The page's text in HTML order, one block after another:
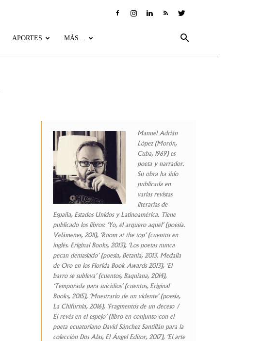
APORTES MÁS…
Manuel Adrián
López (Morón,
Cuba, 1969) es
poeta y narrador.
Su obra ha sido
publicada en
varias revistas
literarias de
España, Estados Unidos y Latinoamérica. Tiene
publicado los libros: ‘Yo, el arquero aquel’(poesía.
Velámenes, 2011), ‘Room at the top’(cuentos en
inglés. Eriginal Books, 2013), ‘Los poetas nunca
pecan demasiado’(poesía, Betania, 2013. Medalla
de Oro en los Florida Book Awards 2013), ‘El
barro se subleva’(cuentos, Baquiana, 2014),
‘Temporada para suicidios’(cuentos, Eriginal
Books, 2015), ‘Muestrario de un vidente’(poesía,
La Chifurnia, 2016), ‘Fragmentos de un deceso /
El revés en el espejo’ (libro en conjunto con el
poeta ecuatoriano David Sánchez Santillán para la
colección Dos Alas, El Ángel Editor, 2017), ‘El arte